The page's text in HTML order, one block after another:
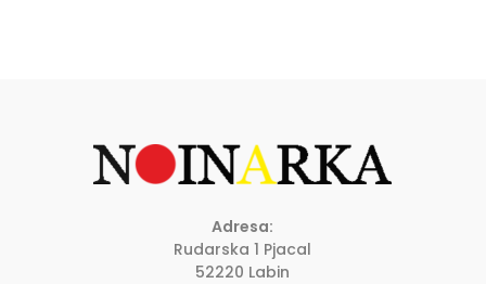
Adresa:
Rudarska 1 Pjacal
52220 Labin